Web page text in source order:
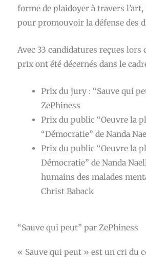
forme de plaidoyer à travers l’art,
pour promouvoir la défense des
Avec 33 candidatures reçues lors
prix ont été décernés dans le
Prix du jury : “Sauve qui
ZePhiness
Prix du public “Oeuvre la
“Démocratie” de Nanda
Prix du public “Oeuvre la
Démocratie” de Nanda
humains des malades
Christ Baback
“Sauve qui peut” par ZePhiness
« Sauve qui peut » est un cri du